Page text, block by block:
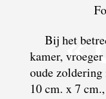
Bij het
kamer,
oude
10 cm. x 7